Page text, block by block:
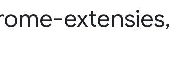
extensies,